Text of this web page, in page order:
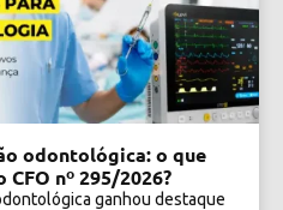
odontológica: o que
nº 295/2026?
ganhou destaque